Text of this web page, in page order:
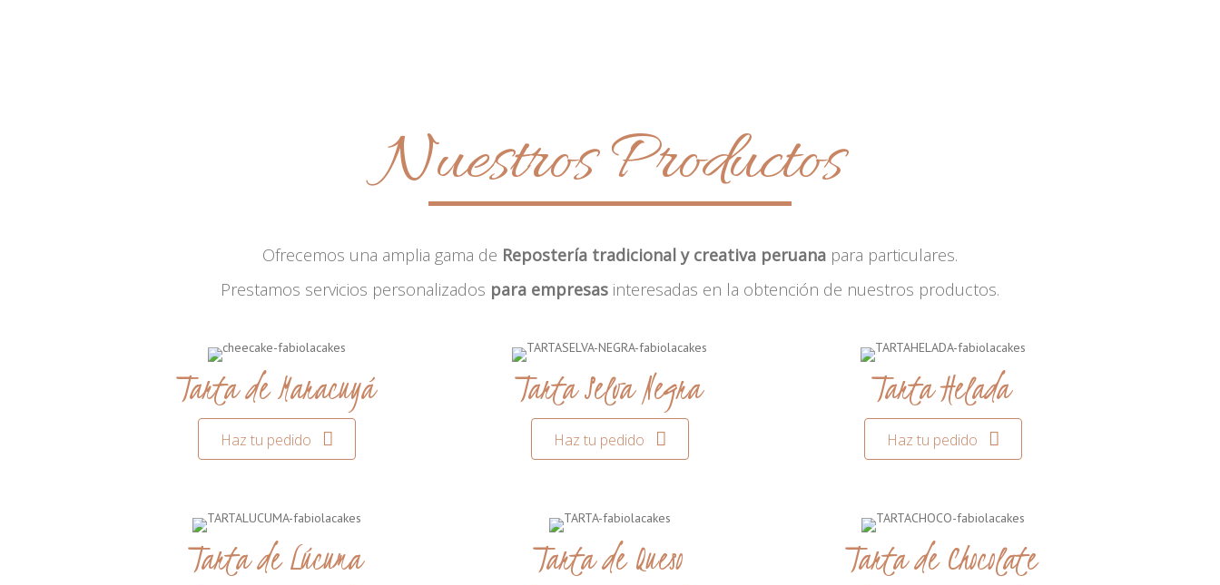
Nuestros Productos
Ofrecemos una amplia gama de Repostería tradicional y creativa peruana para particulares.
Prestamos servicios personalizados para empresas interesadas en la obtención de nuestros productos.
Tarta de Maracuyá
Haz tu pedido
Tarta Selva Negra
Haz tu pedido
Tarta Helada
Haz tu pedido
Tarta de Lúcuma Tarta de Queso Tarta de Chocolate